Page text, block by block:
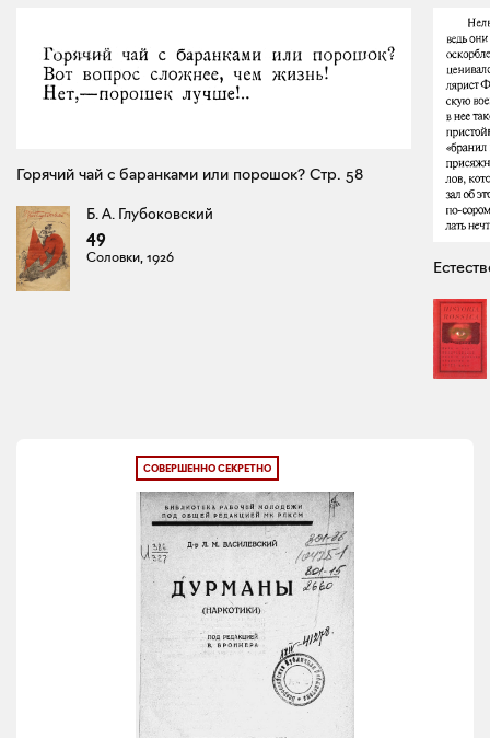
Горячий чай с баранками или порошок? Стр. 58
Б. А. Глубоковский
49
Соловки, 1926
СОВЕРШЕННО СЕКРЕТНО